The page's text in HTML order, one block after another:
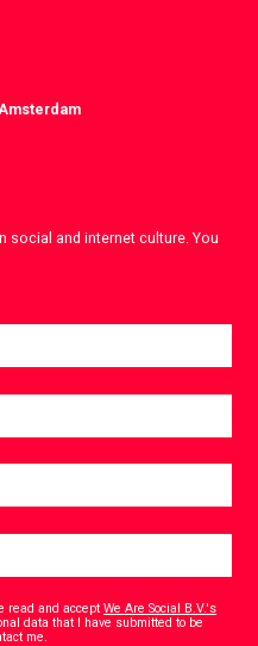
social and internet culture. You
read and acceptWe Are Social B.V.'s
data that I have submitted to be
me.